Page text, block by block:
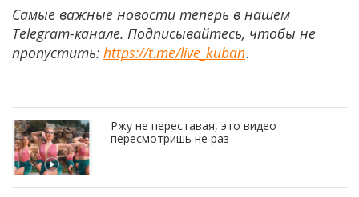
Самые важные новости теперь в нашем
Telegram-канале. Подписывайтесь, чтобы не
пропустить: https://t.me/live_kuban.
Ржу не переставая, это видео
пересмотришь не раз